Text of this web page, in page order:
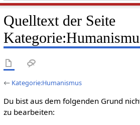
Quelltext der Seite
← Kategorie:Humanismus
Du bist aus dem folgenden Grund
zu bearbeiten: